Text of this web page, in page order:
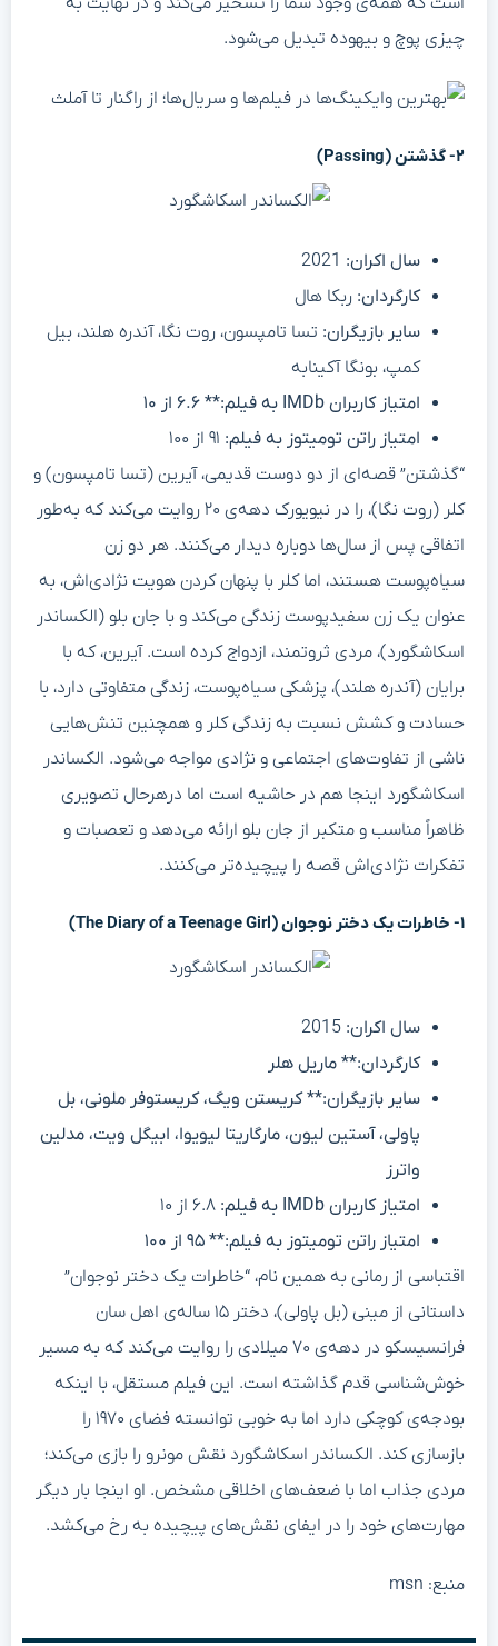
چیزی پوچ و بیهوده تبدیل می‌شود.
۲- گذشتن (Passing)
سال اکران:
کارگردان: ربکا هال
سایر بازیگران: تسا تامپسون، روت نگا، آندره هلند، بیل
کمپ، بونگا آکینابه
امتیاز کاربران IMDb به فیلم:** ۶.۶ از ۱۰
امتیاز راتن تومیتوز به فیلم:
“گذشتن” قصه‌ای از دو دوست قدیمی، آیرین (تسا تامپسون) و
کلر (روت نگا)، را در نیویورک دهه‌ی ۲۰ روایت می‌کند که به‌طور
اتفاقی پس از سال‌ها دوباره دیدار می‌کنند. هر دو زن
سیاه‌پوست هستند، اما کلر با پنهان کردن هویت نژادی‌اش، به
عنوان یک زن سفیدپوست زندگی می‌کند و با جان بلو (الکساندر
اسکاشگورد)، مردی ثروتمند، ازدواج کرده است. آیرین، که با
برایان (آندره هلند)، پزشکی سیاه‌پوست، زندگی متفاوتی دارد، با
حسادت و کشش نسبت به زندگی کلر و همچنین تنش‌هایی
ناشی از تفاوت‌های اجتماعی و نژادی مواجه می‌شود. الکساندر
اسکاشگورد اینجا هم در حاشیه است اما درهرحال تصویری
ظاهراً مناسب و متکبر از جان بلو ارائه می‌دهد و تعصبات و
تفکرات نژادی‌اش قصه را پیچیده‌تر می‌کنند.
۱- خاطرات یک دختر نوجوان (The Diary of a Teenage Girl)
سال اکران:
کارگردان:** ماریل هلر
سایر بازیگران:** کریستن ویگ، کریستوفر ملونی، بل
پاولی، آستین لیون، مارگاریتا لیویوا، ابیگل ویت، مدلین
واترز
امتیاز کاربران IMDb به فیلم:
امتیاز راتن تومیتوز به فیلم:** ۹۵ از ۱۰۰
اقتباسی از رمانی به همین نام، “خاطرات یک دختر نوجوان”
داستانی از مینی (بل پاولی)، دختر ۱۵ ساله‌ی اهل سان
فرانسیسکو در دهه‌ی ۷۰ میلادی را روایت می‌کند که به مسیر
خوش‌شناسی قدم گذاشته است. این فیلم مستقل، با اینکه
بودجه‌ی کوچکی دارد اما به خوبی توانسته فضای ۱۹۷۰ را
بازسازی کند. الکساندر اسکاشگورد نقش مونرو را بازی می‌کند؛
مردی جذاب اما با ضعف‌های اخلاقی مشخص. او اینجا بار دیگر
مهارت‌های خود را در ایفای نقش‌های پیچیده به رخ می‌کشد.
منبع: msn